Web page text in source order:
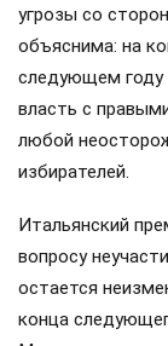
угрозы со
объяснима: на
следующем году
власть с
любой
избирателей.
Итальянский
вопросу
остается
конца